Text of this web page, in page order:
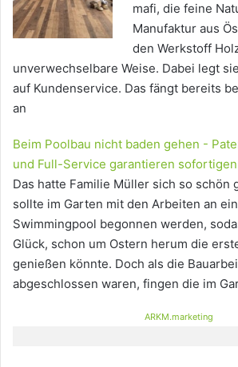
mafi, die feine
Manufaktur aus
den Werkstoff
unverwechselbare Weise. Dabei legt
auf Kundenservice. Das fängt bereits
an
Beim Poolbau nicht baden gehen -
und Full-Service garantieren
Das hatte Familie Müller sich so schön
sollte im Garten mit den Arbeiten an
Swimmingpool begonnen werden,
Glück, schon um Ostern herum die
genießen könnte. Doch als die
abgeschlossen waren, fingen die im
ARKM.marketing